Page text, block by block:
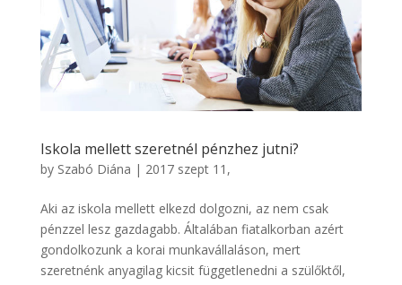
Iskola mellett szeretnél pénzhez jutni?
by Szabó Diána | 2017 szept 11,
Aki az iskola mellett elkezd dolgozni, az nem csak
pénzzel lesz gazdagabb. Általában fiatalkorban azért
gondolkozunk a korai munkavállaláson, mert
szeretnénk anyagilag kicsit függetlenedni a szülőktől,